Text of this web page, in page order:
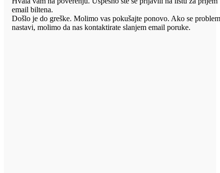
email biltena.
Došlo je do greške. Molimo vas pokušajte ponovo. Ako se
nastavi, molimo da nas kontaktirate slanjem email poruke.